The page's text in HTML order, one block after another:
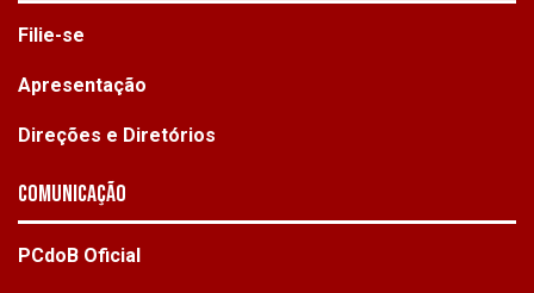
Filie-se
Apresentação
Direções e Diretórios
Comunicação
PCdoB Oficial